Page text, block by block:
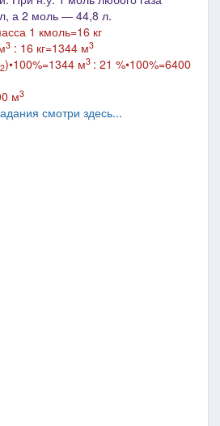
а 2 моль ― 44,8 л.
1 кмоль=16 кг
3 : 16 кг=1344 м3
2)•100%=1344 м3 : 21 %•100%=6400
м3
смотри здесь...